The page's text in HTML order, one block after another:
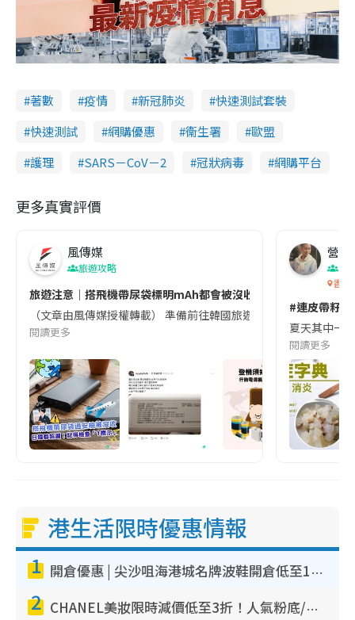
著數 疫情 新冠肺炎
快速測試套裝
快速測試
網購優惠 衞生署
歐盟
護理
SARS－CoV－2 冠狀病毒 網購平台
更多真實評價
風傳媒
旅遊攻略
旅遊注意｜搭飛機帶尿袋標明mAh都會被沒收😱出發前切記檢查
（文章由風傳媒授權轉載） 準備前往韓國旅遊的民眾，近期要
閱讀更多
營養
香港
#連皮帶籽
夏天其中一
閱讀更多
港生活限時優惠情報
1 開倉優惠 | 尖沙咀海港城名牌波鞋開倉低至1折！On鞋$899起／Joy&Peace鞋履$98起
2 CHANEL美妝限時減價低至3折！人氣粉底/唇膏/精華液低至$275！COCO香水都有平